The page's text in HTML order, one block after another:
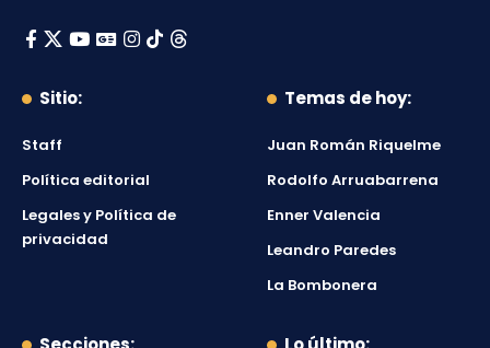
Sitio:
Staff
Política editorial
Legales y Política de
privacidad
Temas de hoy:
Juan Román Riquelme
Rodolfo Arruabarrena
Enner Valencia
Leandro Paredes
La Bombonera